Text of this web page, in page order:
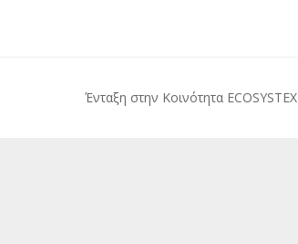
Ένταξη στην Κοινότητα ECOSYSTEX